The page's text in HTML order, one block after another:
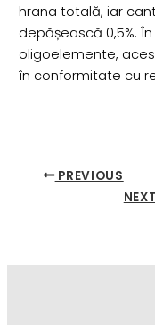
hrana totală, iar
depășească 0,5%.
oligoelemente,
în conformitate cu
PREVIOUS
NEXT